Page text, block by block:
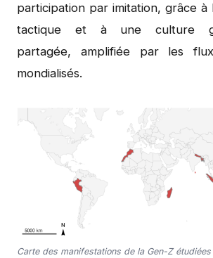
participation par imitation, grâce à
tactique et à une culture
partagée, amplifiée par les flux
mondialisés.
Carte des manifestations de la Gen-Z